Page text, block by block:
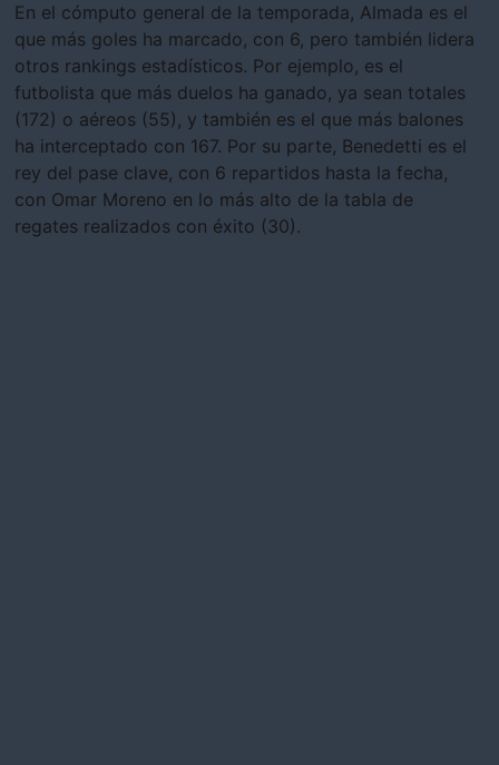
En el cómputo general de la temporada, Almada es el
que más goles ha marcado, con 6, pero también lidera
otros rankings estadísticos. Por ejemplo, es el
futbolista que más duelos ha ganado, ya sean totales
(172) o aéreos (55), y también es el que más balones
ha interceptado con 167. Por su parte, Benedetti es el
rey del pase clave, con 6 repartidos hasta la fecha,
con Omar Moreno en lo más alto de la tabla de
regates realizados con éxito (30).